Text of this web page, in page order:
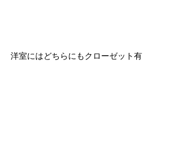
洋室にはどちらにもクローゼット有